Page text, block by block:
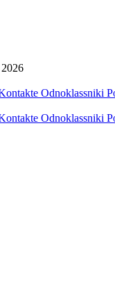
2026
Odnoklassniki
Odnoklassniki